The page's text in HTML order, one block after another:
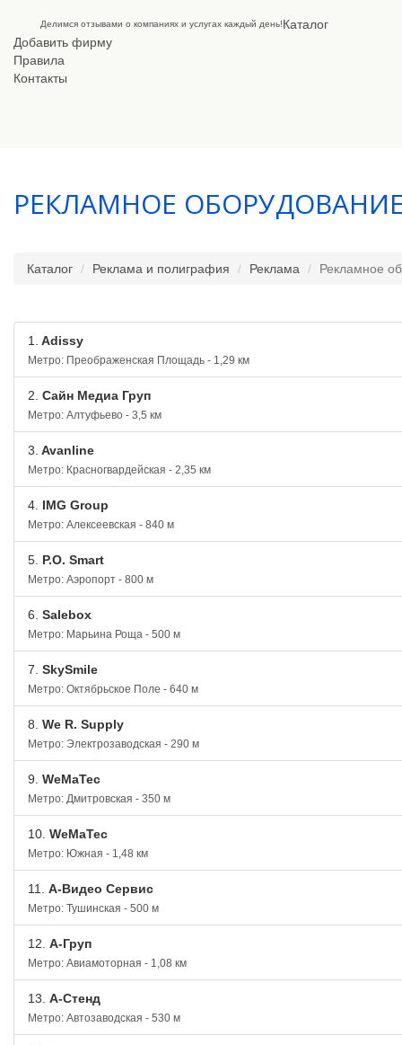
Делимся отзывами о компаниях и услугах каждый день!Каталог
Добавить фирму
Правила
Контакты
РЕКЛАМНОЕ
Каталог Реклама и полиграфия Реклама Рекламное
1. Adissy
Метро: Преображенская Площадь - 1,29 км
2. Сайн Медиа Груп
Метро: Алтуфьево - 3,5 км
3. Avanline
Метро: Красногвардейская - 2,35 км
4. IMG Group
Метро: Алексеевская - 840 м
5. P.O. Smart
Метро: Аэропорт - 800 м
6. Salebox
Метро: Марьина Роща - 500 м
7. SkySmile
Метро: Октябрьское Поле - 640 м
8. We R. Supply
Метро: Электрозаводская - 290 м
9. WeMaTec
Метро: Дмитровская - 350 м
10. WeMaTec
Метро: Южная - 1,48 км
11. А-Видео Сервис
Метро: Тушинская - 500 м
12. А-Груп
Метро: Авиамоторная - 1,08 км
13. А-Стенд
Метро: Автозаводская - 530 м